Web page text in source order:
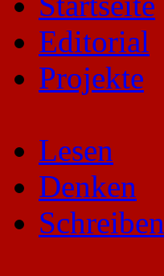
Editorial
Projekte
Lesen
Denken
Schreiben